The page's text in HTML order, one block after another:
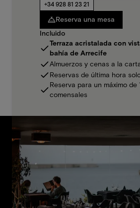
+34 928 81 23 21
Reserva una mesa
Incluido
Terraza acristalada con
bahía de Arrecife
Almuerzos y cenas a la
Reservas de última hora
Reserva para un máximo de
comensales